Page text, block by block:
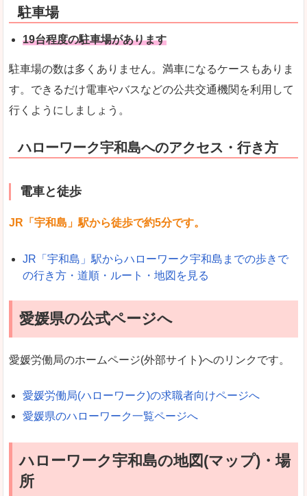
駐車場
19台程度の駐車場があります
駐車場の数は多くありません。満車になるケースもありま
す。できるだけ電車やバスなどの公共交通機関を利用して
行くようにしましょう。
ハローワーク宇和島へのアクセス・行き方
電車と徒歩
JR「宇和島」駅から徒歩で約5分です。
JR「宇和島」駅からハローワーク宇和島までの歩きで
の行き方・道順・ルート・地図を見る
愛媛県の公式ページへ
愛媛労働局のホームページ(外部サイト)へのリンクです。
愛媛労働局(ハローワーク)の求職者向けページへ
愛媛県のハローワーク一覧ページへ
ハローワーク宇和島の地図(マップ)・場
所